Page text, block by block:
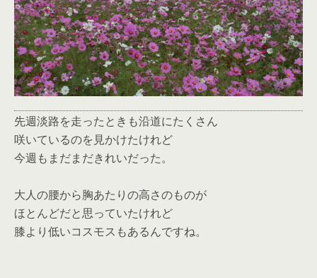
先週淡路を走ったときも沿道にたくさん
咲いているのを見かけたけれど
今週もまだまだきれいだった。
大人の腰から胸あたりの高さのものが
ほとんどだと思っていたけれど
膝より低いコスモスもあるんですね。